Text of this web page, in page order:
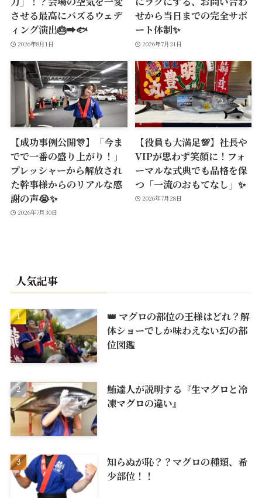
させる最高にバズるウェデ
ィング演出🎂➡️🐟
2026年8月1日
せから当日までの完全サポ
ート体制✨
2026年7月31日
【成功事例公開🎊】「今ま
でで一番の盛り上がり！」
プレッシャーから解放され
た幹事様からのリアルな感
謝の声😭✨
2026年7月30日
【役員も大満足💯】社長や
VIPが思わず笑顔に！フォ
ーマルな式典でも品格を保
つ「一流のおもてなし」✨
2026年7月28日
人気記事
👑 マグロの部位の王様はどれ？解
体ショーでしか味わえない幻の部
位図鑑
鮪達人が説明する『生マグロと冷
凍マグロの違い』
知らぬが恥？？マグロの種類、希
少部位！！